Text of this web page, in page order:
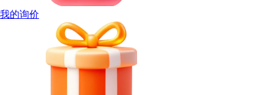
我的询价